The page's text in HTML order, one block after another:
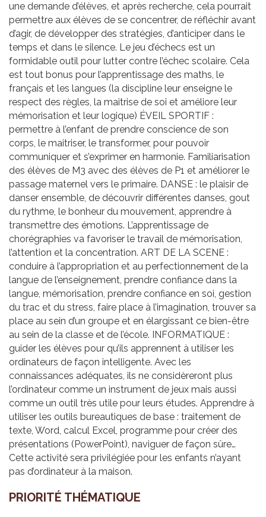
une demande d’élèves, et après recherche, cela pourrait
permettre aux élèves de se concentrer, de réfléchir avant
d’agir, de développer des stratégies, d’anticiper dans le
temps et dans le silence. Le jeu d’échecs est un
formidable outil pour lutter contre l’échec scolaire. Cela
est tout bonus pour l’apprentissage des maths, le
français et les langues (la discipline leur enseigne le
respect des règles, la maitrise de soi et améliore leur
mémorisation et leur logique) ÉVEIL SPORTIF :
permettre à l’enfant de prendre conscience de son
corps, le maitriser, le transformer, pour pouvoir
communiquer et s’exprimer en harmonie. Familiarisation
des élèves de M3 avec des élèves de P1 et améliorer le
passage maternel vers le primaire. DANSE : le plaisir de
danser ensemble, de découvrir différentes danses, gout
du rythme, le bonheur du mouvement, apprendre à
transmettre des émotions. L’apprentissage de
chorégraphies va favoriser le travail de mémorisation,
l’attention et la concentration. ART DE LA SCENE :
conduire à l’appropriation et au perfectionnement de la
langue de l’enseignement, prendre confiance dans la
langue, mémorisation, prendre confiance en soi, gestion
du trac et du stress, faire place à l’imagination, trouver sa
place au sein d’un groupe et en élargissant ce bien-être
au sein de la classe et de l’école. INFORMATIQUE :
guider les élèves pour qu’ils apprennent à utiliser les
ordinateurs de façon intelligente. Avec les
connaissances adéquates, ils ne considèreront plus
l’ordinateur comme un instrument de jeux mais aussi
comme un outil très utile pour leurs études. Apprendre à
utiliser les outils bureautiques de base : traitement de
texte, Word, calcul Excel, programme pour créer des
présentations (PowerPoint), naviguer de façon sûre…
Cette activité sera privilégiée pour les enfants n’ayant
pas d’ordinateur à la maison.
PRIO­RITÉ THÉ­MA­TIQUE